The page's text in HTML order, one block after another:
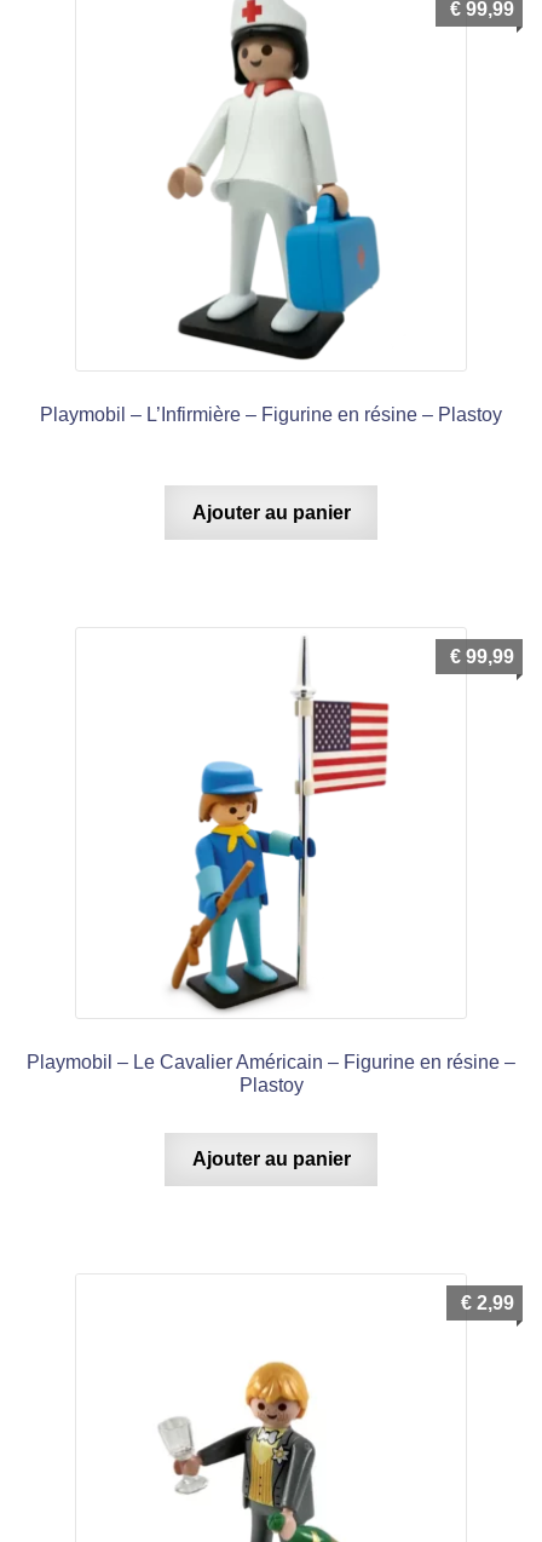
Playmobil – L’Infirmière – Figurine en résine – Plastoy
€ 99,99
Ajouter au panier
Playmobil – Le Cavalier Américain – Figurine en résine –
Plastoy
€ 99,99
Ajouter au panier
€ 2,99